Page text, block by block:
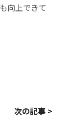
向上できて
次の記事 >